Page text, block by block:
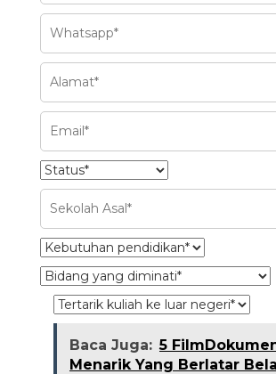
Baca Juga: 5
Menarik Yang Berlatar